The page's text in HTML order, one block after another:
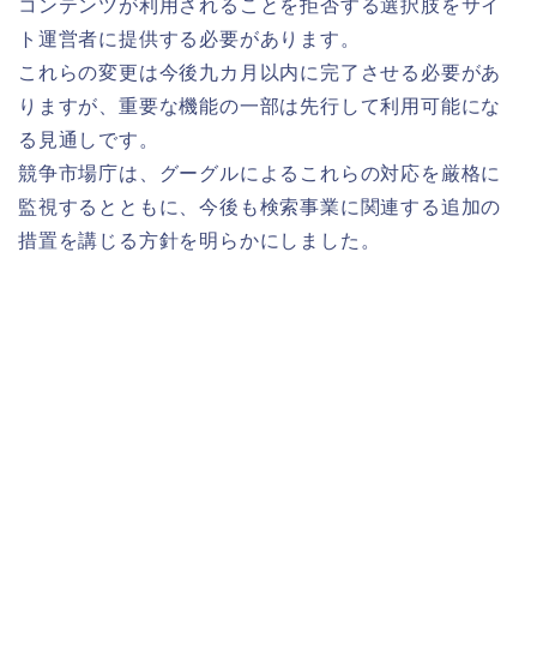
コンテンツが利用されることを拒否する選択肢をサイ
ト運営者に提供する必要があります。
これらの変更は今後九カ月以内に完了させる必要があ
りますが、重要な機能の一部は先行して利用可能にな
る見通しです。
競争市場庁は、グーグルによるこれらの対応を厳格に
監視するとともに、今後も検索事業に関連する追加の
措置を講じる方針を明らかにしました。